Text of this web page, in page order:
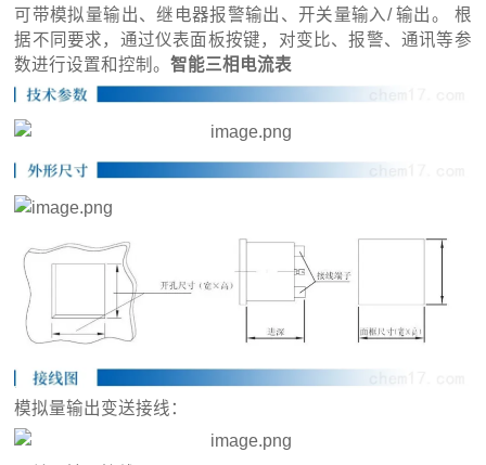
可带模拟量输出、继电器报警输出、开关量输入/ 输出。 根
据不同要求，通过仪表面板按键，对变比、报警、通讯等参
数进行设置和控制。智能三相电流表
模拟量输出变送接线：